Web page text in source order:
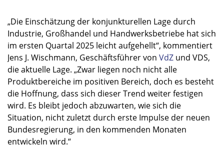
„Die Einschätzung der konjunkturellen Lage durch
Industrie, Großhandel und Handwerksbetriebe hat sich
im ersten Quartal 2025 leicht aufgehellt“, kommentiert
Jens J. Wischmann, Geschäftsführer von VdZ und VDS,
die aktuelle Lage. „Zwar liegen noch nicht alle
Produktbereiche im positiven Bereich, doch es besteht
die Hoffnung, dass sich dieser Trend weiter festigen
wird. Es bleibt jedoch abzuwarten, wie sich die
Situation, nicht zuletzt durch erste Impulse der neuen
Bundesregierung, in den kommenden Monaten
entwickeln wird.“